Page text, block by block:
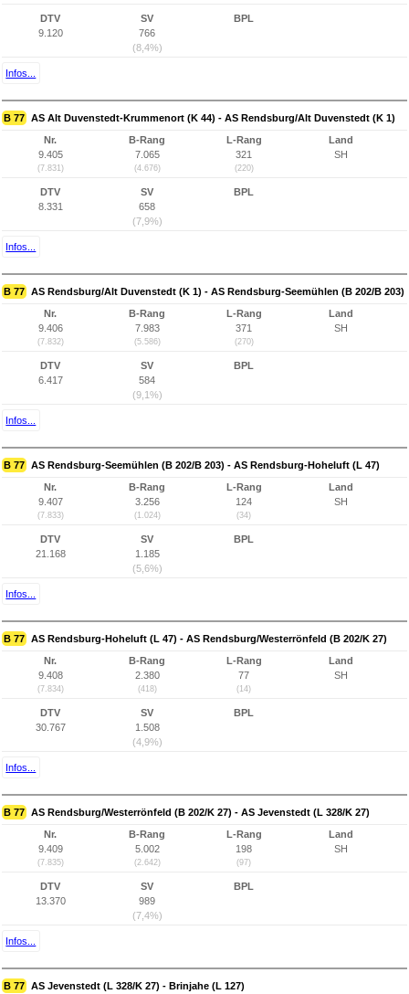
DTV
9.120
SV
766
(8,4%)
BPL
Infos...
B 77 AS Alt Duvenstedt-Krummenort (K 44) - AS Rendsburg/Alt Duvenstedt (K 1)
Nr.
9.405
(7.831)
B-Rang
7.065
(4.676)
L-Rang
321
(220)
Land
SH
DTV
8.331
SV
658
(7,9%)
BPL
Infos...
B 77 AS Rendsburg/Alt Duvenstedt (K 1) - AS Rendsburg-Seemühlen (B 202/B 203)
Nr.
9.406
(7.832)
B-Rang
7.983
(5.586)
L-Rang
371
(270)
Land
SH
DTV
6.417
SV
584
(9,1%)
BPL
Infos...
B 77 AS Rendsburg-Seemühlen (B 202/B 203) - AS Rendsburg-Hoheluft (L 47)
Nr.
9.407
(7.833)
B-Rang
3.256
(1.024)
L-Rang
124
(34)
Land
SH
DTV
21.168
SV
1.185
(5,6%)
BPL
Infos...
B 77 AS Rendsburg-Hoheluft (L 47) - AS Rendsburg/Westerrönfeld (B 202/K 27)
Nr.
9.408
(7.834)
B-Rang
2.380
(418)
L-Rang
77
(14)
Land
SH
DTV
30.767
SV
1.508
(4,9%)
BPL
Infos...
B 77 AS Rendsburg/Westerrönfeld (B 202/K 27) - AS Jevenstedt (L 328/K 27)
Nr.
9.409
(7.835)
B-Rang
5.002
(2.642)
L-Rang
198
(97)
Land
SH
DTV
13.370
SV
989
(7,4%)
BPL
Infos...
B 77 AS Jevenstedt (L 328/K 27) - Brinjahe (L 127)